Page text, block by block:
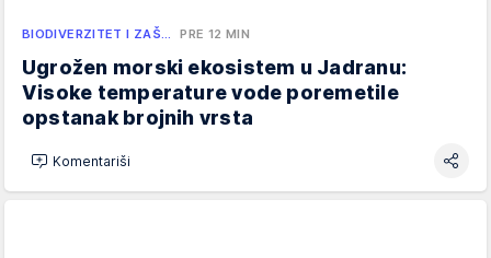
BIODIVERZITET I ZAŠ… PRE 12 MIN
Ugrožen morski ekosistem u Jadranu:
Visoke temperature vode poremetile
opstanak brojnih vrsta
Komentariši